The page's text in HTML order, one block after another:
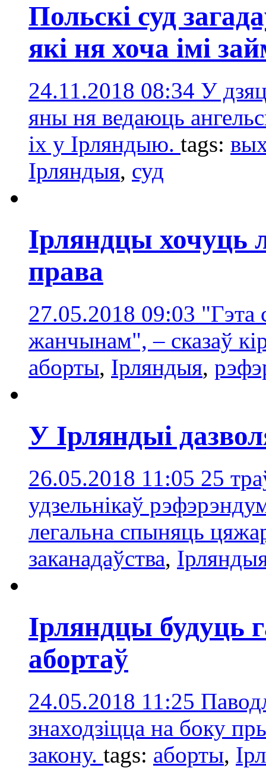
Польскі суд
які ня хоча імі
24.11.2018 08:34 У
яны ня ведаюць
іх у Ірляндыю. tags:
Ірляндыя, суд
Ірляндцы хочуць
права
27.05.2018 09:03 "Гэта
жанчынам", – сказаў
аборты, Ірляндыя,
У Ірляндыі
26.05.2018 11:05 25
удзельнікаў
легальна спыняць
заканадаўства,
Ірляндцы будуць
абортаў
24.05.2018 11:25
знаходзіцца на боку
закону. tags: аборты,